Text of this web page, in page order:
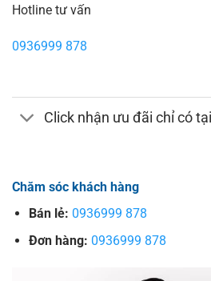
Hotline tư vấn
0936999 878
Click nhận ưu đãi chỉ có
Chăm sóc khách hàng
Bán lẻ: 0936999 878
Đơn hàng: 0936999 878